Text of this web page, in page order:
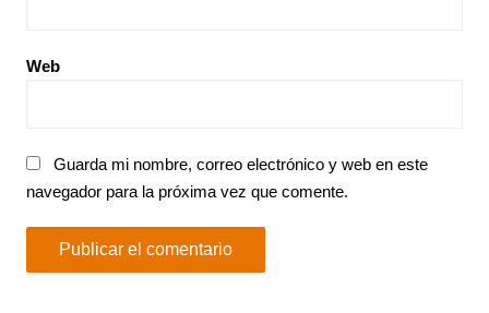
Web
Guarda mi nombre, correo electrónico y web en este
navegador para la próxima vez que comente.